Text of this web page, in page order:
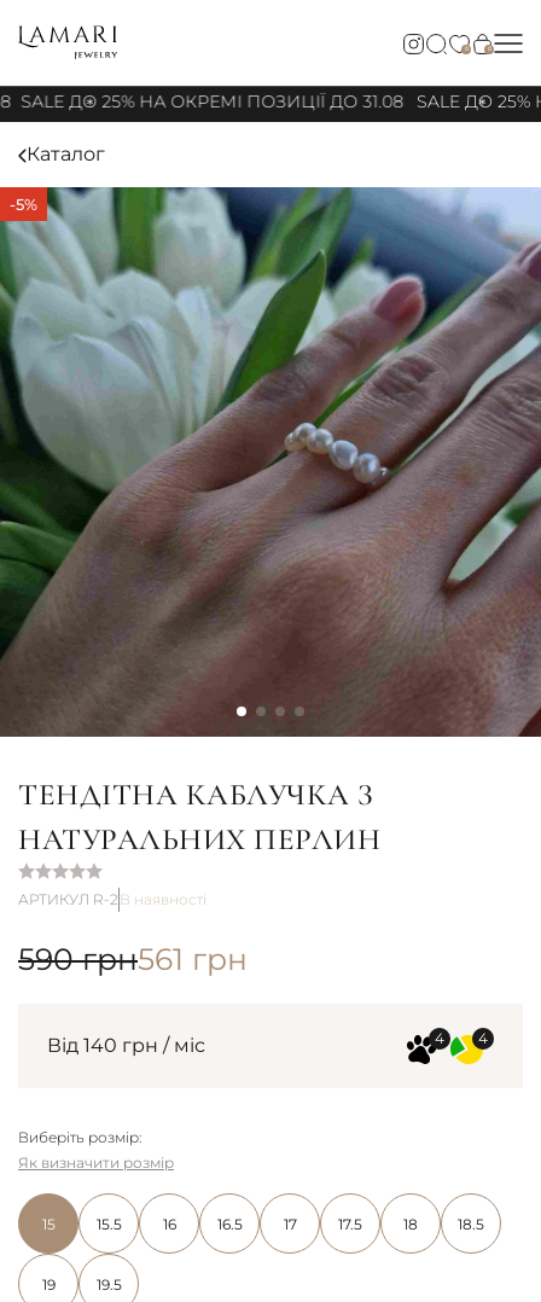
0 0
SALE ДО 25% НА ОКРЕМІ ПОЗИЦІЇ ДО 31.08SALE ДО 25%
Каталог
-5%
ТЕНДІТНА КАБЛУЧКА З
НАТУРАЛЬНИХ ПЕРЛИН
АРТИКУЛ R-2 В наявності
590грн561 грн
Від 140 грн / міс
Виберіть розмір:
15 15.5 16 16.5 17 17.5 18 18.5
19 19.5
Як визначити розмір